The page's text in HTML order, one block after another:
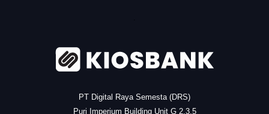
PT Digital Raya Semesta (DRS)
Puri Imperium Building Unit G 2,3,5